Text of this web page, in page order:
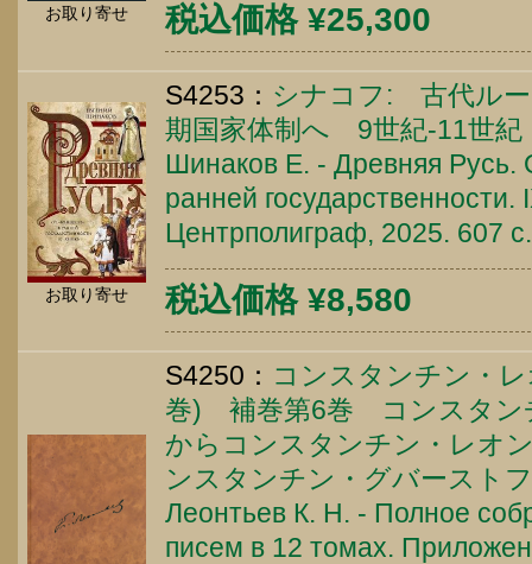
お取り寄せ 税込価格 ¥25,300
お取り寄せ
S4253： シナコフ: 古代ル
期国家体制へ 9世紀-11世紀
Шинаков Е. - Древняя Русь.
ранней государственности.
Центрполиграф, 2025. 607
税込価格 ¥8,580
S4250： コンスタンチン・
巻) 補巻第6巻 コンスタン
からコンスタンチン・レオ
ンスタンチン・グバースト
Леонтьев К. Н. - Полное
писем в 12 томах.